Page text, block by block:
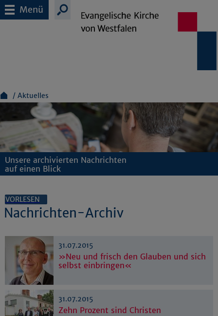
Menü
Aktuelles
Unsere archivierten Nachrichten
auf einen Blick
VORLESEN
Nachrichten-Archiv
31.07.2015
»Neu und frisch den Glauben und sich
selbst einbringen«
31.07.2015
Zehn Prozent sind Christen